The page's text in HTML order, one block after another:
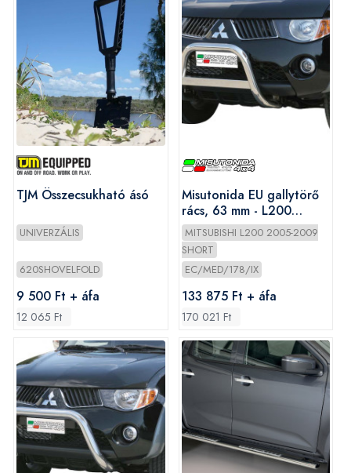
TJM Összecsukható ásó
UNIVERZÁLIS
620SHOVELFOLD
9 500 Ft + áfa
12 065 Ft
Misutonida EU gallytörő
rács, 63 mm - L200
2006-2009
MITSUBISHI L200 2005-2009
SHORT
EC/MED/178/IX
133 875 Ft + áfa
170 021 Ft